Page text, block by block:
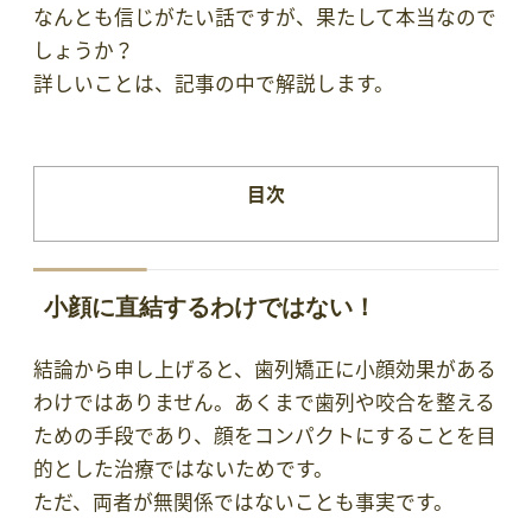
なんとも信じがたい話ですが、果たして本当なので
しょうか？
詳しいことは、記事の中で解説します。
目次
小顔に直結するわけではない！
結論から申し上げると、歯列矯正に小顔効果がある
わけではありません。あくまで歯列や咬合を整える
ための手段であり、顔をコンパクトにすることを目
的とした治療ではないためです。
ただ、両者が無関係ではないことも事実です。